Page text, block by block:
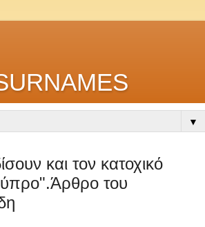
▼
και τον κατοχικό
του